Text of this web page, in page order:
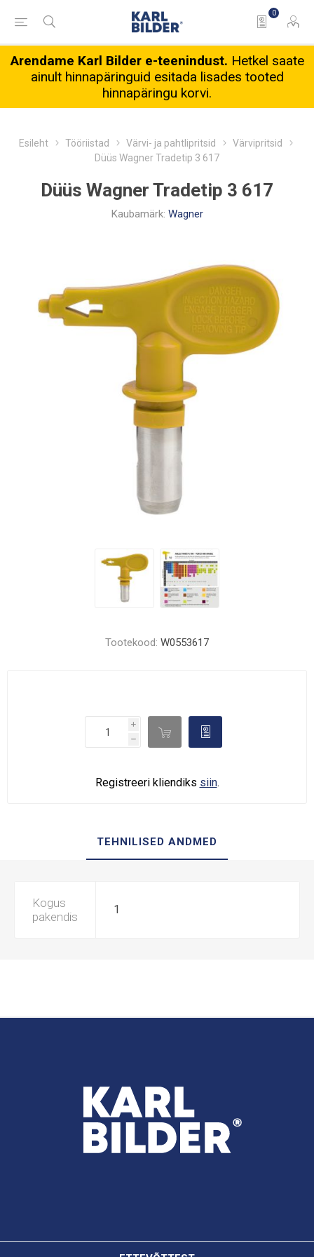
0
Arendame Karl Bilder e-teenindust. Hetkel saate
ainult hinnapäringuid esitada lisades tooted
hinnapäringu korvi.
Esileht Tööriistad Värvi- ja pahtlipritsid
Värvipritsid
Düüs Wagner Tradetip 3 617
Düüs Wagner Tradetip 3 617
Kaubamärk: Wagner
Tootekood: W0553617
i
h
d 
Registreeri kliendiks siin.
TEHNILISED ANDMED
Kogus
pakendis
1